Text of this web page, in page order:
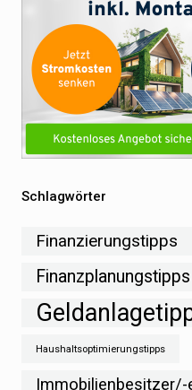
Schlagwörter
Finanzierungstipps
Finanzplanungstipps
Haushaltsoptimierungstipps
Immobilienbesitzer/-